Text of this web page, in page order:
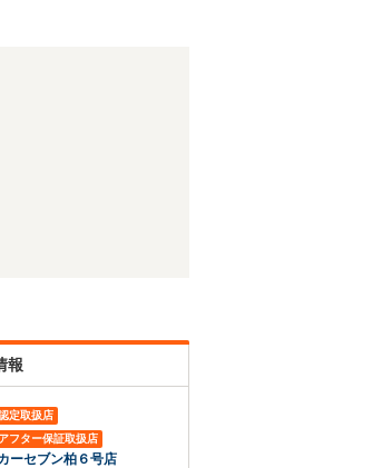
報
定取扱店
フター保証取扱店
ーセブン柏６号店